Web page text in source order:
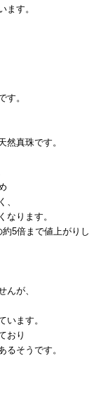
ます。
す。
然真珠です。
、
なります。
5倍まで値上がりし
んが、
います。
おり
るそうです。